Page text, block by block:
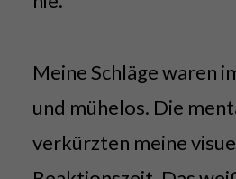
Meine Schläge waren
und mühelos. Die
verkürzten meine